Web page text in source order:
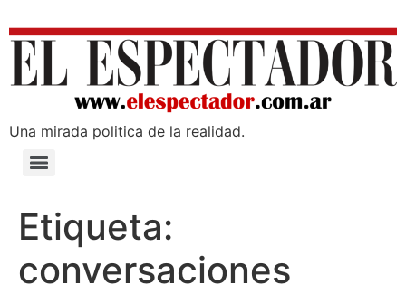
Una mirada poli­tica de la realidad.
Etiqueta:
conversaciones